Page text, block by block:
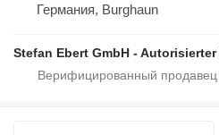
Германия, Burghaun